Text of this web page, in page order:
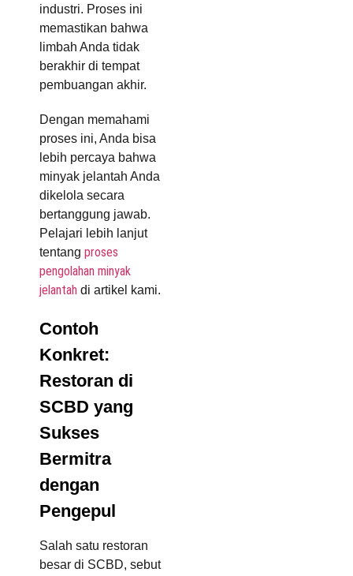
industri. Proses ini
memastikan bahwa
limbah Anda tidak
berakhir di tempat
pembuangan akhir.
Dengan memahami
proses ini, Anda bisa
lebih percaya bahwa
minyak jelantah Anda
dikelola secara
bertanggung jawab.
Pelajari lebih lanjut
tentang proses
pengolahan minyak
jelantah di artikel kami.
Contoh
Konkret:
Restoran di
SCBD yang
Sukses
Bermitra
dengan
Pengepul
Salah satu restoran
besar di SCBD, sebut